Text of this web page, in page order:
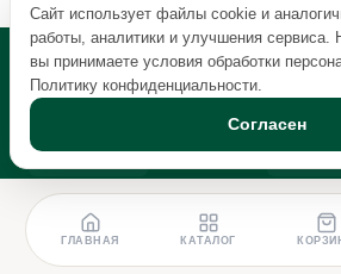
ГЛАВНАЯ КАТАЛОГ
Сайт использует файлы cookie и
работы, аналитики и улучшения сервиса.
вы принимаете условия обработки
Политику конфиденциальности.
Согласен